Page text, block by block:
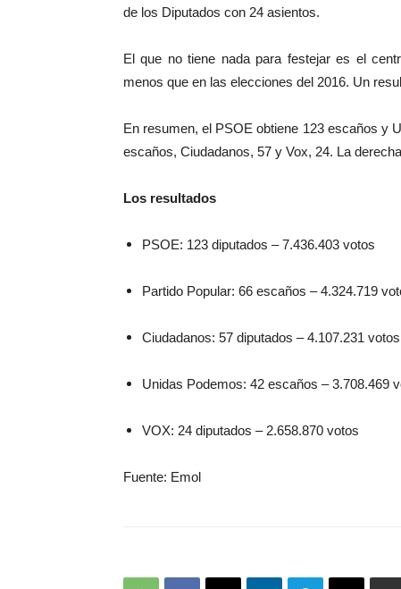
de los Diputados con 24 asientos.
El que no tiene nada para festejar es el
menos que en las elecciones del 2016. Un
En resumen, el PSOE obtiene 123 escaños y
escaños, Ciudadanos, 57 y Vox, 24. La
Los resultados
PSOE: 123 diputados – 7.436.403 votos
Partido Popular: 66 escaños – 4.324.719
Ciudadanos: 57 diputados – 4.107.231 votos
Unidas Podemos: 42 escaños – 3.708.469
VOX: 24 diputados – 2.658.870 votos
Fuente: Emol